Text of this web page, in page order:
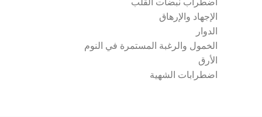
اضطراب نبضات القلب
الإجهاد والإرهاق
الدوار
الخمول والرغبة المستمرة في النوم
الأرق
اضطرابات الشهية